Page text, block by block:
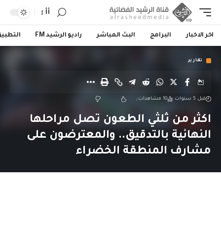
أأ
اخر الاخبار البرامج البث المباشر راديو الرشيد FM
تقارير
قبل 5 سنوات 10 مشاهدات
اكثر من ثلثي الطعون تصل مراحلها
النهائية بالتدقيق.. والمعترضون على
مشارف المنطقة الخضراء